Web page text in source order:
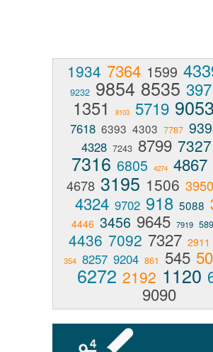
1934 7364 1599
9232 9854 8535
1351 8103 5719 9053
7618 6393 4303 7787
4328 7243 8799 7327
7316 6805 4274 4867
4678 3195 1506 3950
4324 9702 918 5088
4446 3456 9645 7919
4436 7092 7327 2911
354 8257 9204 861 545
6272 2192 1120
9090